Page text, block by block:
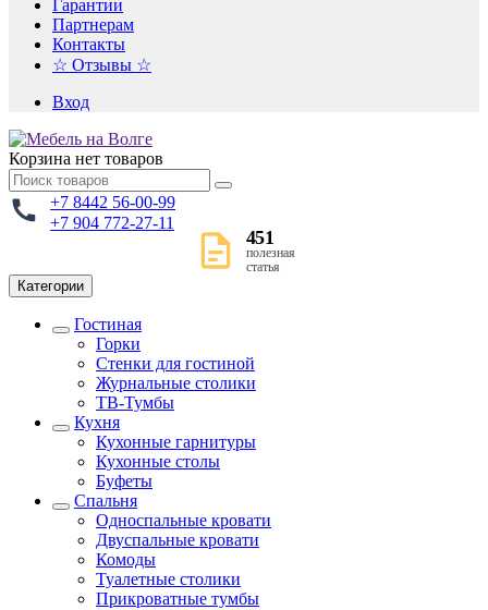
Гарантии
Партнерам
Контакты
☆ Отзывы ☆
Вход
Корзина нет товаров
+7 8442 56-00-99
+7 904 772-27-11
451
полезная
статья
Категории
Гостиная
Горки
Стенки для гостиной
Журнальные столики
TВ-Тумбы
Кухня
Кухонные гарнитуры
Кухонные столы
Буфеты
Спальня
Односпальные кровати
Двуспальные кровати
Комоды
Туалетные столики
Прикроватные тумбы